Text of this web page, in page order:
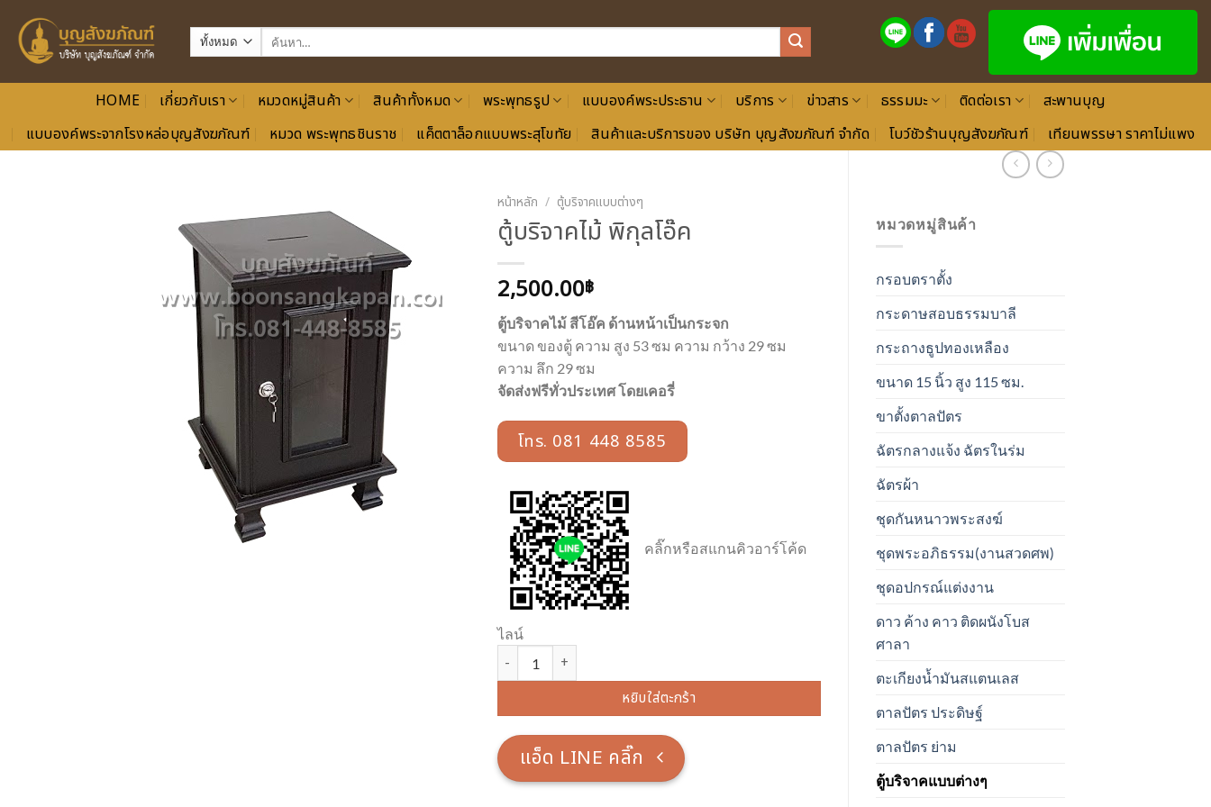
ค้นหา:
HOME เกี่ยวกับเรา หมวดหมู่สินค้า สินค้าทั้งหมด พระพุทธรูป แบบองค์พระประธาน บริการ ข่าวสาร ธรรมมะ ติดต่อเรา
สะพานบุญ
แบบองค์พระจากโรงหล่อบุญสังฆภัณฑ์
หมวด พระพุทธชินราช แค็ตตาล็อกแบบพระสุโขทัย สินค้าและบริการของ บริษัท บุญสังฆภัณฑ์ จำกัด โบว์ชัวร้านบุญสังฆภัณฑ์ เทียนพรรษา ราคาไม่แพง
หมวดหมู่สินค้า
กรอบตราตั้ง
กระดาษสอบธรรมบาลี
กระถางธูปทองเหลือง
ขนาด 15 นิ้ว สูง 115 ซม.
ขาตั้งตาลปัตร
ฉัตรกลางแจ้ง ฉัตรในร่ม
ฉัตรผ้า
ชุดกันหนาวพระสงฆ์
ชุดพระอภิธรรม(งานสวดศพ)
ชุดอปกรณ์แต่งงาน
ดาว ค้าง คาว ติดผนังโบส
ศาลา
ตะเกียงน้ำมันสแตนเลส
ตาลปัตร ประดิษฐ์
ตาลปัตร ย่าม
ตู้บริจาคแบบต่างๆ
หน้าหลัก / ตู้บริจาคแบบต่างๆ
ตู้บริจาคไม้ พิกุลโอ๊ค
2,500.00฿
ตู้บริจาคไม้ สีโอ๊ค ด้านหน้าเป็นกระจก
ขนาด ของตู้ ความ สูง 53 ซม ความ กว้าง 29 ซม
ความ ลึก 29 ซม
จัดส่งฟรีทั่วประเทศ โดยเคอรี่
โทร. 081 448 8585
คลิ๊กหรือสแกนคิวอาร์โค้ด
ไลน์
หยิบใส่ตะกร้า
แอ็ด LINE คลิ๊ก